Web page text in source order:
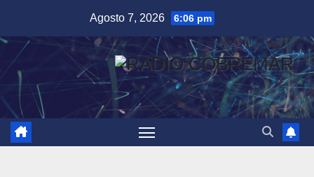
contenido
Agosto 7, 2026 6:06 pm